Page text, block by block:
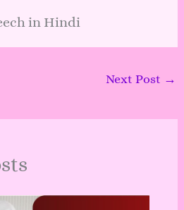
in Hindi
Next Post →